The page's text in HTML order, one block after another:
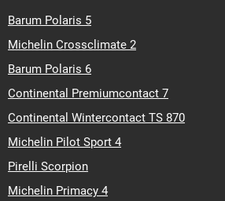
Barum Polaris 5
Michelin Crossclimate 2
Barum Polaris 6
Continental Premiumcontact 7
Continental Wintercontact TS 870
Michelin Pilot Sport 4
Pirelli Scorpion
Michelin Primacy 4